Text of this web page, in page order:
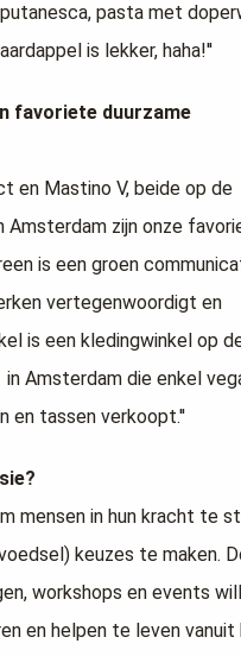
pasta met
is lekker, haha!''
favoriete duurzame
en Mastino V, beide op de
Amsterdam zijn onze
is een groen
vertegenwoordigt en
is een kledingwinkel op
Amsterdam die enkel
en tassen verkoopt.''
mensen in hun kracht te
keuzes te maken.
workshops en events
en helpen te leven